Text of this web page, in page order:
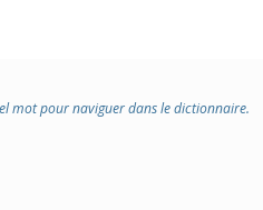
mot pour naviguer dans le dictionnaire.